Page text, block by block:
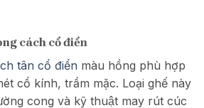
cách cổ điển
tân cổ điển màu hồng phù hợp
cổ kính, trầm mặc. Loại ghế này
cong và kỹ thuật may rút cúc